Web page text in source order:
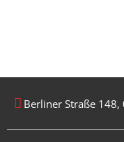
Berliner Straße